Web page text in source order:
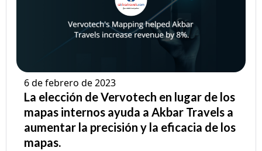
6 de febrero de 2023
La elección de Vervotech en lugar de los
mapas internos ayuda a Akbar Travels a
aumentar la precisión y la eficacia de los
mapas.